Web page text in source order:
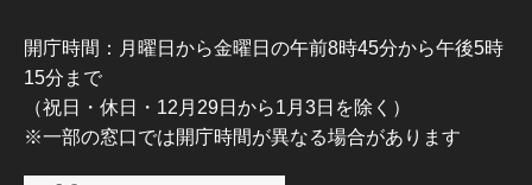
開庁時間：月曜日から金曜日の午前8時45分から午後5時
15分まで
（祝日・休日・12月29日から1月3日を除く）
※一部の窓口では開庁時間が異なる場合があります